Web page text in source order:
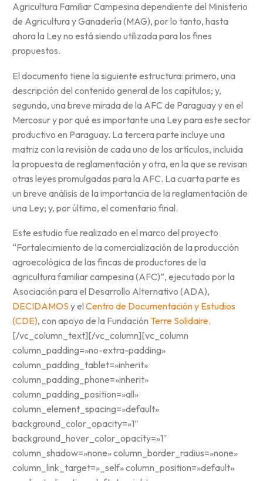
Agricultura Familiar Campesina dependiente del Ministerio
de Agricultura y Ganadería (MAG), por lo tanto, hasta
ahora la Ley no está siendo utilizada para los fines
propuestos.
El documento tiene la siguiente estructura: primero, una
descripción del contenido general de los capítulos; y,
segundo, una breve mirada de la AFC de Paraguay y en el
Mercosur y por qué es importante una Ley para este sector
productivo en Paraguay. La tercera parte incluye una
matriz con la revisión de cada uno de los artículos, incluida
la propuesta de reglamentación y otra, en la que se revisan
otras leyes promulgadas para la AFC. La cuarta parte es
un breve análisis de la importancia de la reglamentación de
una Ley; y, por último, el comentario final.
Este estudio fue realizado en el marco del proyecto
“Fortalecimiento de la comercialización de la producción
agroecológica de las fincas de productores de la
agricultura familiar campesina (AFC)”, ejecutado por la
Asociación para el Desarrollo Alternativo (ADA),
DECIDAMOS y el Centro de Documentación y Estudios
(CDE), con apoyo de la Fundación Terre Solidaire.
[/vc_column_text][/vc_column][vc_column
column_padding=»no-extra-padding»
column_padding_tablet=»inherit»
column_padding_phone=»inherit»
column_padding_position=»all»
column_element_spacing=»default»
background_color_opacity=»1″
background_hover_color_opacity=»1″
column_shadow=»none» column_border_radius=»none»
column_link_target=»_self» column_position=»default»